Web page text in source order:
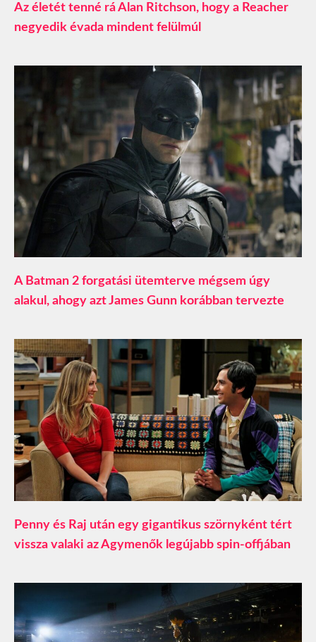
Az életét tenné rá Alan Ritchson, hogy a Reacher
negyedik évada mindent felülmúl
A Batman 2 forgatási ütemterve mégsem úgy
alakul, ahogy azt James Gunn korábban tervezte
Penny és Raj után egy gigantikus szörnyként tért
vissza valaki az Agymenők legújabb spin-offjában